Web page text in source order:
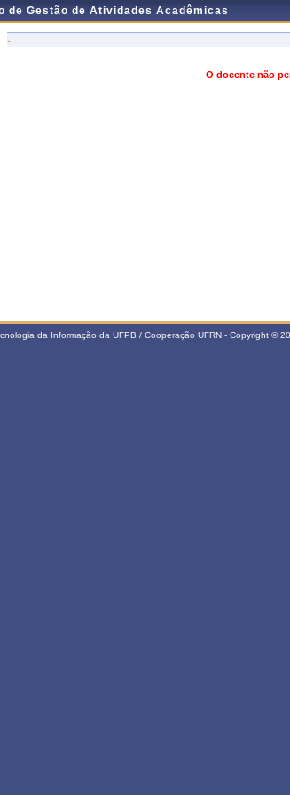
de Gestão de Atividades Acadêmicas
-
O docente não
da Informação da UFPB / Cooperação UFRN - Copyright ©